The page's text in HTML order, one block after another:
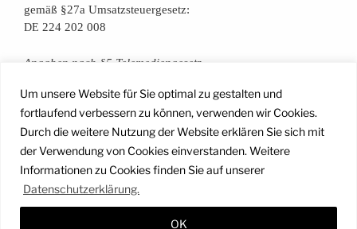
Um unsere Website für Sie optimal zu gestalten und
fortlaufend verbessern zu können, verwenden wir Cookies.
Durch die weitere Nutzung der Website erklären Sie sich mit
der Verwendung von Cookies einverstanden. Weitere
Informationen zu Cookies finden Sie auf unserer
Datenschutzerklärung.
OK
gemäß §27a Umsatzsteuergesetz:
DE 224 202 008
Anga­ben nach §5 Telemediengesetz
Daten­schutz­er­klä­rung
FacebookInstagramYouTubeMail